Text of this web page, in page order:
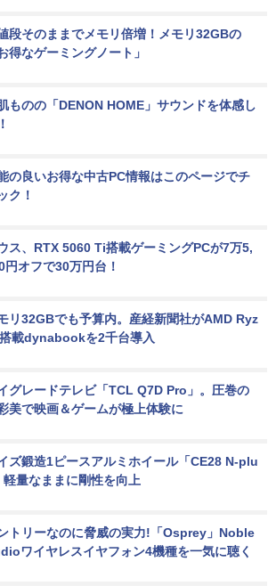
段そのままでメモリ倍増！メモリ32GBの
お得なゲーミングノート」
ものの「DENON HOME」サウンドを体感し
の良いお得な中古PC情報はこのページでチ
ク！
ス、RTX 5060 Ti搭載ゲーミングPCが7万5,
円オフで30万円台！
リ32GBでも予算内。産経新聞社がAMD Ryz
載dynabookを2千台導入
グレードテレビ「TCL Q7D Pro」。圧巻の
美で映画＆ゲームが極上体験に
ズ鍛造1ピースアルミホイール「CE28 N-plu
軽量なままに剛性を向上
トリーなのに脅威の実力!「Osprey」Noble
ワイヤレスイヤフォン4機種を一気に聴く